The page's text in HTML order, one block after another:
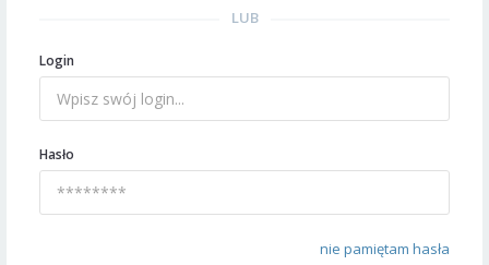
LUB
Login
Hasło
nie pamiętam hasła